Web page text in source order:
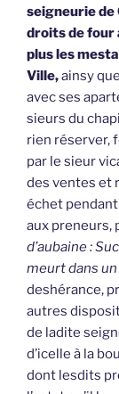
seigneurie de
droits de four
plus les
Ville,ainsy
avec ses
sieurs du
rien réserver,
par le sieur
des ventes et
échet
aux preneurs,
d’aubaine :
meurt dans un
deshérance,
autres
de ladite
d’icelle à la
dont lesdits